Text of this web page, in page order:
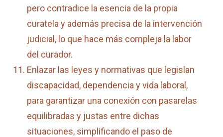
pero contradice la esencia de la propia
curatela y además precisa de la intervención
judicial, lo que hace más compleja la labor
del curador.
Enlazar las leyes y normativas que legislan
discapacidad, dependencia y vida laboral,
para garantizar una conexión con pasarelas
equilibradas y justas entre dichas
situaciones, simplificando el paso de